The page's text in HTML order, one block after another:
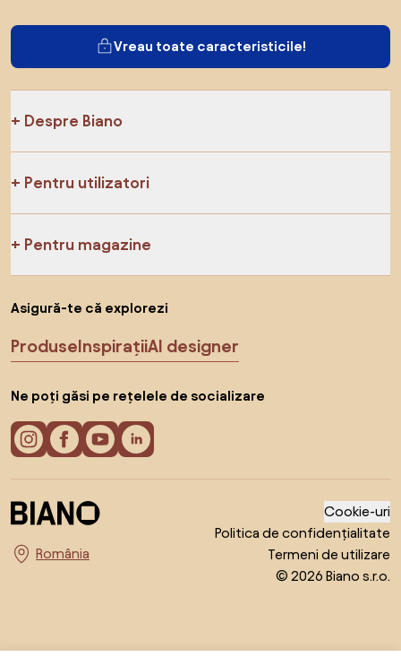
Vreau toate caracteristicile!
Despre Biano
Pentru utilizatori
Pentru magazine
Asigură-te că explorezi
ProduseInspirațiiAI designer
Ne poți găsi pe rețelele de socializare
Alege țara
Cookie-uri
Politica de confidențialitate
Termeni de utilizare
© 2026 Biano s.r.o.